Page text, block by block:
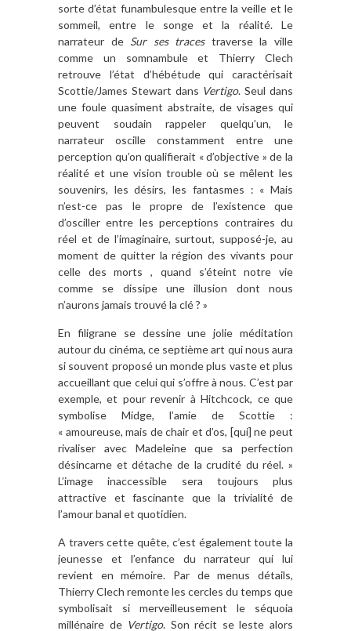
sorte d’état funambulesque entre la veille et le
sommeil, entre le songe et la réalité. Le
narrateur de Sur ses tracestraverse la ville
comme un somnambule et Thierry Clech
retrouve l’état d’hébétude qui caractérisait
Scottie/James Stewart dans Vertigo. Seul dans
une foule quasiment abstraite, de visages qui
peuvent soudain rappeler quelqu’un, le
narrateur oscille constamment entre une
perception qu’on qualifierait « d’objective » de la
réalité et une vision trouble où se mêlent les
souvenirs, les désirs, les fantasmes : « Mais
n’est-ce pas le propre de l’existence que
d’osciller entre les perceptions contraires du
réel et de l’imaginaire, surtout, supposé-je, au
moment de quitter la région des vivants pour
celle des morts , quand s’éteint notre vie
comme se dissipe une illusion dont nous
n’aurons jamais trouvé la clé ? »
En filigrane se dessine une jolie méditation
autour du cinéma, ce septième art qui nous aura
si souvent proposé un monde plus vaste et plus
accueillant que celui qui s’offre à nous. C’est par
exemple, et pour revenir à Hitchcock, ce que
symbolise Midge, l’amie de Scottie :
« amoureuse, mais de chair et d’os, [qui] ne peut
rivaliser avec Madeleine que sa perfection
désincarne et détache de la crudité du réel. »
L’image inaccessible sera toujours plus
attractive et fascinante que la trivialité de
l’amour banal et quotidien.
A travers cette quête, c’est également toute la
jeunesse et l’enfance du narrateur qui lui
revient en mémoire. Par de menus détails,
Thierry Clech remonte les cercles du temps que
symbolisait si merveilleusement le séquoia
millénaire de Vertigo. Son récit se leste alors